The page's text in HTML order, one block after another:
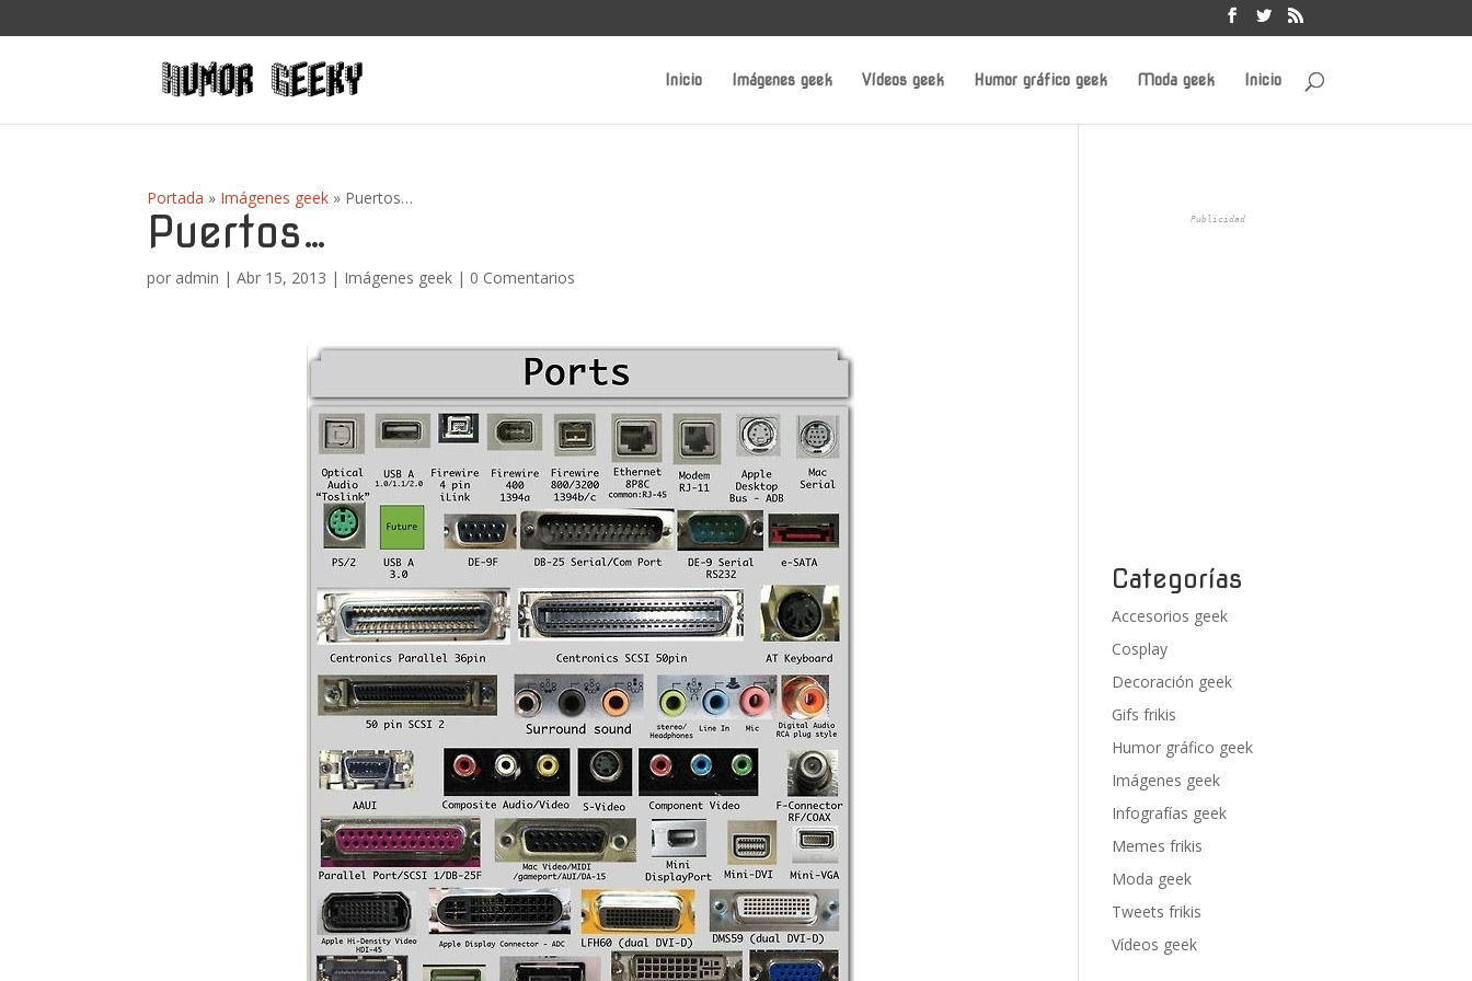
Inicio Imágenes geek Vídeos geek Humor gráfico geek Moda geek Inicio
Portada » Imágenes geek » Puertos…
Puertos…
por admin |Abr 15, 2013 | Imágenes geek | 0 Comentarios
Publicidad
Categorías
Accesorios geek
Cosplay
Decoración geek
Gifs frikis
Humor gráfico geek
Imágenes geek
Infografías geek
Memes frikis
Moda geek
Tweets frikis
Vídeos geek